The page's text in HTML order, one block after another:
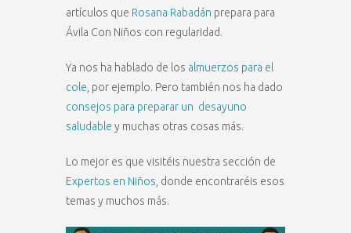
artículos que Rosana Rabadán prepara para
Ávila Con Niños con regularidad.
Ya nos ha hablado de los almuerzos para el
cole , por ejemplo. Pero también nos ha dado
consejos para preparar un desayuno
saludable y muchas otras cosas más.
Lo mejor es que visitéis nuestra sección de
Expertos en Niños , donde encontraréis esos
temas y muchos más.